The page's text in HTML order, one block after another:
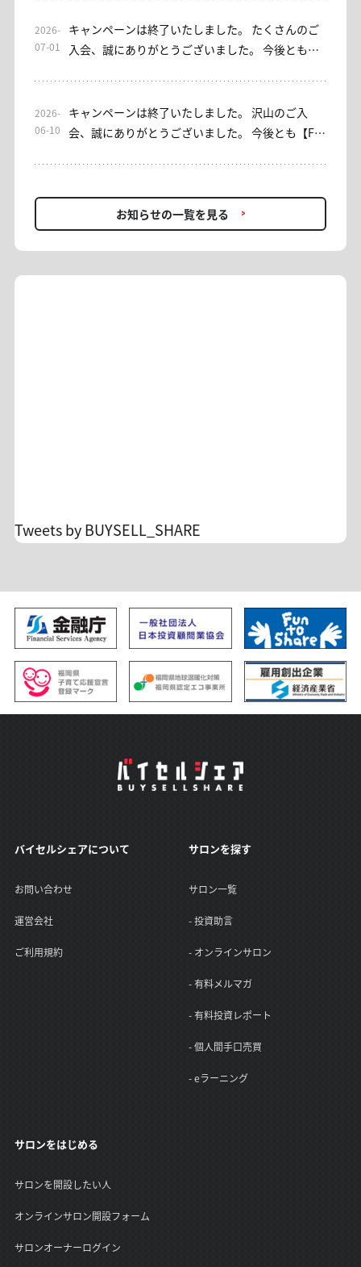
いただきました皆さまに、心より御礼申し上げま
す。 なお、EAをご利用いただけるサブスクリプシ
ご用意しております。ご興味のある方は、ぜひご
検討ください。 これまでご利用いただき、誠にあ
りがとうございました。今後ともバイセルシェア
2026-
07-01
キャンペーンは終了いたしました。 たくさんのご
入会、誠にありがとうございました。 今後とも、
なっております。 【みっちゃん日本株サロン】入
会キャンペーンを実施しております。 [入会キャン
入会者 内容：初回1ヶ月金額0円(税込) 条件：入
月数金額)の引落しがございます。 事務方にて入
会手続きが正常に完了したことが確認できた時点
で、初月分を0円(税込)へ変更いたします。 ＊お客
2026-
06-10
キャンペーンは終了いたしました。 沢山のご入
会、誠にありがとうございました。 今後とも【FX
ております。 FXを始めたい方、プロの助言を取り
入れたい方、再入会をお考えの方… 投資助言でFX
を学びながら利益を追求していきませんか？ [概
要] 期間：6/10(水)〜6/14(日)23:59 1ヶ月契約：
できます。 孤独なトレードからの脱却/自分のトレ
お知らせの一覧を見る
Tweets by BUYSELL_SHARE
バイセルシェアについて
お問い合わせ
運営会社
ご利用規約
サロンを探す
サロン一覧
- 投資助言
- オンラインサロン
- 有料メルマガ
- 有料投資レポート
- 個人間手口売買
- eラーニング
サロンをはじめる
サロンを開設したい人
オンラインサロン開設フォーム
サロンオーナーログイン